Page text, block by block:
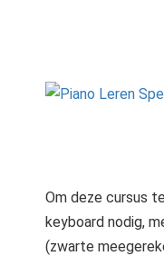
Om deze cursus
keyboard nodig,
(zwarte